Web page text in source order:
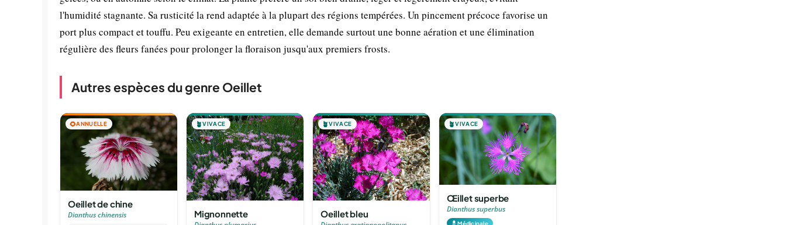
l'humidité stagnante. Sa rusticité la rend adaptée à la plupart des régions tempérées. Un pincement précoce favorise un
port plus compact et touffu. Peu exigeante en entretien, elle demande surtout une bonne aération et une élimination
régulière des fleurs fanées pour prolonger la floraison jusqu'aux premiers frosts.
Autres espèces du genre Oeillet
🌻ANNUELLE
Oeillet de chine
Dianthus chinensis
🪴VIVACE
Mignonnette
🪴VIVACE
Oeillet bleu
🪴VIVACE
Œillet superbe
Dianthus superbus
💊Médicinale